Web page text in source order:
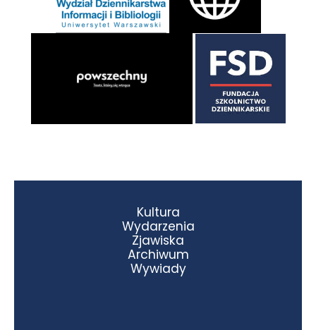
Kultura
Wydarzenia
Zjawiska
Archiwum
Wywiady